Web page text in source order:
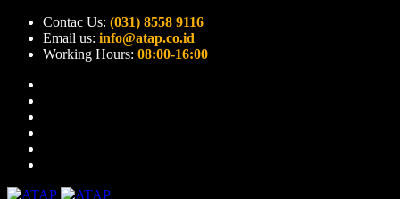
Contac Us: (031) 8558 9116
Email us: info@atap.co.id
Working Hours: 08:00-16:00